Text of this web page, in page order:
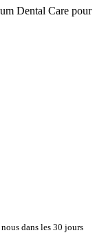
Dental Care pour
dans les 30 jours